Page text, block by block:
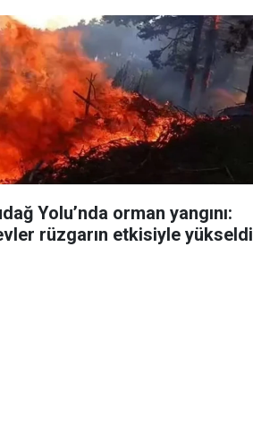
Yolu’nda orman yangını:
rüzgarın etkisiyle yükseldi